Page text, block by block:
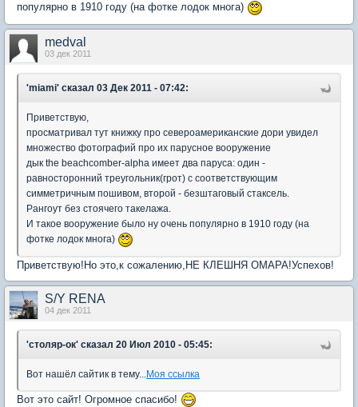
популярно в 1910 году (на фотке лодок многа)
medval
03 дек 2011
'miami' сказал 03 Дек 2011 - 07:42:
Приветствую,
просматривал тут книжку про североамериканские дори увидел
множество фотографий про их парусное вооружение
дык the beachcomber-alpha имеет два паруса: один -
равносторонний треугольник(грот) с соответствующим
симметричным пошивом, второй - безштаговый стаксель.
Рангоут без стоячего такелажа.
И такое вооружение было ну очень популярно в 1910 году (на
фотке лодок многа)
Приветствую!Но это,к сожалению,НЕ КЛЕШНЯ ОМАРА!Успехов!
S/Y RENA
04 дек 2011
'столяр-ок' сказал 20 Июл 2010 - 05:45:
Вот нашёл сайтик в тему... Моя ссылка
Вот это сайт! Огромное спасибо!